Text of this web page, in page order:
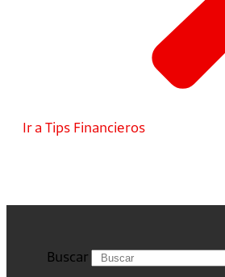
Ir a Tips Financieros
Buscar